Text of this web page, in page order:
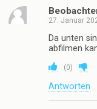
27. Januar
Da unten
abfilmen
(0)
Antworten